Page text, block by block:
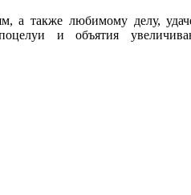
а также любимому делу,
и объятия